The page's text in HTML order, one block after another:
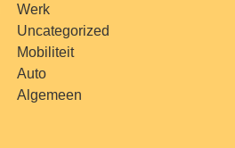
Werk
Uncategorized
Mobiliteit
Auto
Algemeen